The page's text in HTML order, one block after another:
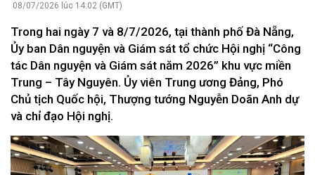
08/07/2026 lúc 14:02 (GMT)
Trong hai ngày 7 và 8/7/2026, tại thành phố Đà Nẵng,
Ủy ban Dân nguyện và Giám sát tổ chức Hội nghị “Công
tác Dân nguyện và Giám sát năm 2026” khu vực miền
Trung – Tây Nguyên. Ủy viên Trung ương Đảng, Phó
Chủ tịch Quốc hội, Thượng tướng Nguyễn Doãn Anh dự
và chỉ đạo Hội nghị.